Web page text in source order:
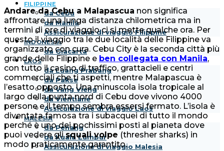
FILIPPINE
da Cebu
da Manila
Assicurazione di viaggio Filippine
INDONESIA
da Giacarta
LAOS
da Luang Prabang
da Pakse
da Vang Vieng
da Vientiane
Assicurazione di viaggio Laos
MALESIA
da Penang
da Kuala Lumpur
Assicurazione di viaggio Malesia
Andare da Cebu a Malapascua non significa
affrontare una lunga distanza chilometrica ma in
termini di ore di viaggio ci si mette qualche ora. Per
questo il viaggio tra le due località delle Filippine va
organizzato con cura. Cebu City è la seconda città più
grande delle Filippine e ben collegata con Manila,
con tutto il casino di traffico, grattacieli e centri
commerciali che ti aspetti, mentre Malapascua è
l’esatto opposto. Una minuscola isola tropicale al
largo della punta nord di Cebu dove vivono 4000
persone e il tempo sembra essersi fermato. L’isola è
diventata famosa tra i subacquei di tutto il mondo
perché è uno dei pochissimi posti al pianeta dove
puoi vedere glisquali volpe (thresher sharks) in
modo praticamente garantito.